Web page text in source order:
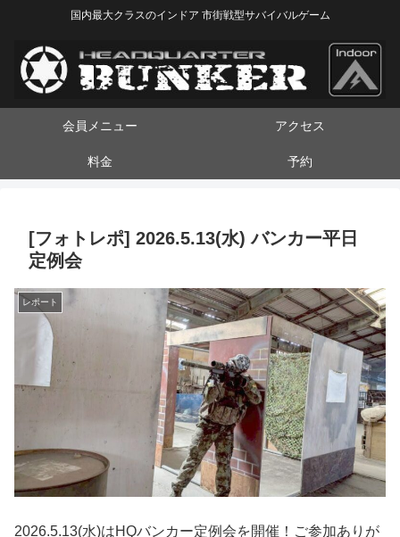
国内最大クラスのインドア 市街戦型サバイバルゲーム
会員メニュー アクセス
料金 予約
[フォトレポ] 2026.5.13(水) バンカー平日
定例会
レポート
2026.5.13(水)はHQバンカー定例会を開催！ご参加ありが